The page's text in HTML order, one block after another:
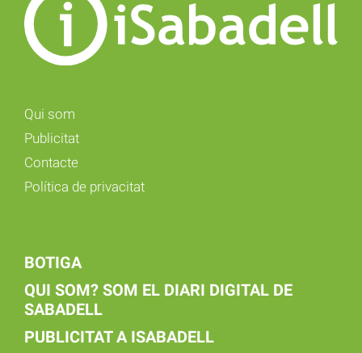
Qui som
Publicitat
Contacte
Política de privacitat
BOTIGA
QUI SOM? SOM EL DIARI DIGITAL DE
SABADELL
PUBLICITAT A ISABADELL